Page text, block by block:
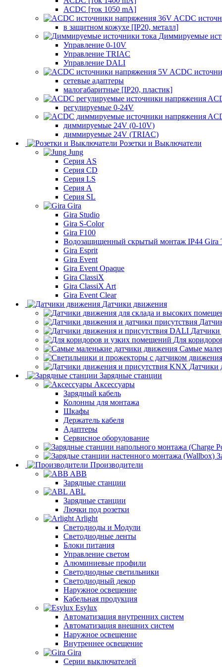
ACDC [ток 1050 mA]
ACDC
в защитном кожухе [IP20, металл]
Диммируемые
Управление 0-10V
Управление TRIAC
Управление DALI
ACDC
сетевые адаптеры
малогабаритные [IP20, пластик]
регулируемые 0-24V
диммируемые 24V (0-10V)
диммируемые 24V (TRIAC)
Розетки и Выключатели
Jung
Серия AS
Серия CD
Серия LS
Серия A
Серия SL
Gira
Gira Studio
Gira S-Color
Gira F100
Водозащищенный скрытый монтаж IP44 Gira
Gira Esprit
Gira Event
Gira Event Opaque
Gira ClassiX
Gira ClassiX Art
Gira Event Clear
Датчики движения
Для
Самые
Датчики
Зарядные станции
Аксессуары
Зарядный кабель
Колонны для монтажа
Шкафы
Держатель кабеля
Адаптеры
Сервисное оборудование
Производители
ABB
Зарядные станции
ABL
Зарядные станции
Лючки под розетки
Arlight
Светодиоды и Модули
Светодиодные ленты
Блоки питания
Управление светом
Алюминиевые профили
Светодиодные светильники
Светодиодный декор
Наружное освещение
Кабельная продукция
Esylux
Автоматизация внутренних систем
Автоматизация внешних систем
Наружное освещение
Внутреннее освещение
Gira
Серии выключателей